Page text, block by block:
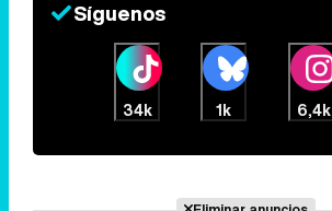
Síguenos
34k 1k 6,4k